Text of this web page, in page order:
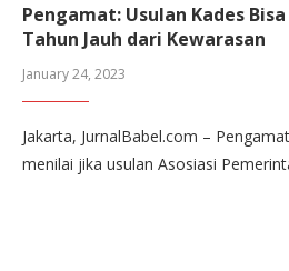
Pengamat: Usulan Kades
Tahun Jauh dari Kewarasan
January 24, 2023
Jakarta, JurnalBabel.com –
menilai jika usulan Asosiasi